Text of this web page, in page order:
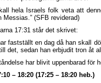
hela Israels folk veta att
Messias.” (SFB reviderad)
17:31 står det skrivet:
fastställt en dag då han skall
det, sedan han erbjudit tron åt
har blivit uppenbarad
– 18:20 (17:25 – 18:20 heb.)